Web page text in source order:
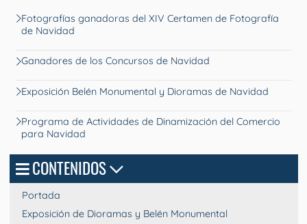
Fotografías ganadoras del XIV Certamen de Fotografía
de Navidad
Ganadores de los Concursos de Navidad
Exposición Belén Monumental y Dioramas de Navidad
Programa de Actividades de Dinamización del Comercio
para Navidad
CONTENIDOS
Portada
Exposición de Dioramas y Belén Monumental